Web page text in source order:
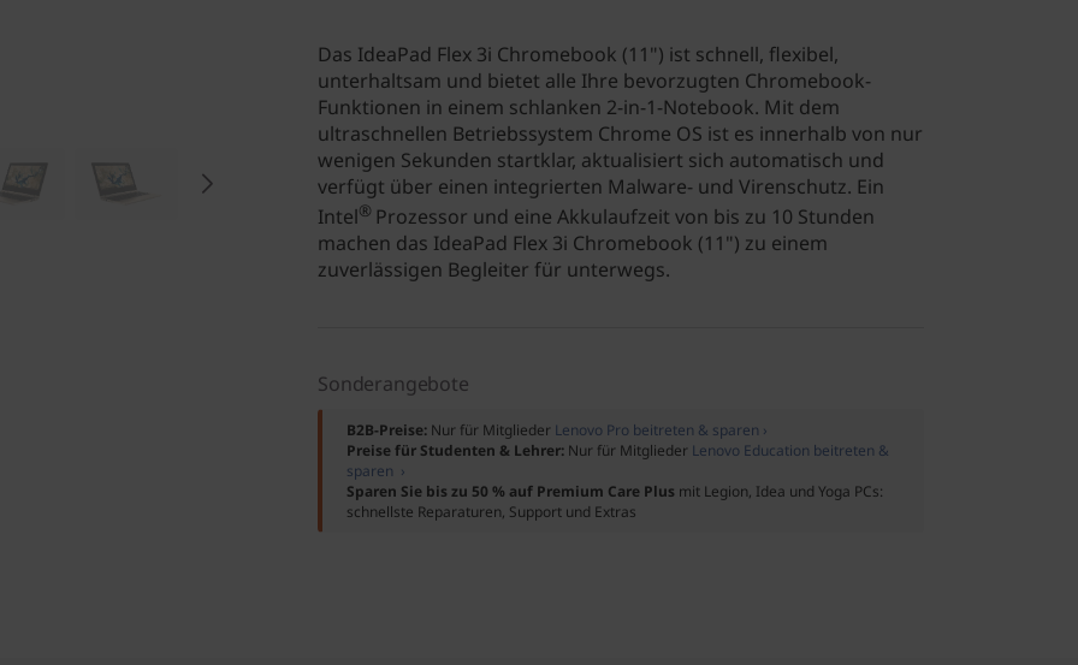
Das IdeaPad Flex 3i Chromebook (11") ist schnell, flexibel,
unterhaltsam und bietet alle Ihre bevorzugten Chromebook-
Funktionen in einem schlanken 2-in-1-Notebook. Mit dem
ultraschnellen Betriebssystem Chrome OS ist es innerhalb von nur
wenigen Sekunden startklar, aktualisiert sich automatisch und
verfügt über einen integrierten Malware- und Virenschutz. Ein
Intel® Prozessor und eine Akkulaufzeit von bis zu 10 Stunden
machen das IdeaPad Flex 3i Chromebook (11") zu einem
zuverlässigen Begleiter für unterwegs.
Sonderangebote
B2B-Preise: Nur für Mitglieder Lenovo Pro beitreten & sparen ›
Preise für Studenten & Lehrer: Nur für Mitglieder Lenovo Education beitreten &
sparen ›
Sparen Sie bis zu 50 % auf Premium Care Plus mit Legion, Idea und Yoga PCs:
schnellste Reparaturen, Support und Extras